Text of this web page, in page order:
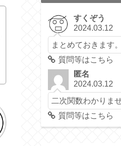
すくぞう
2024.03.12
まとめておきます。
質問等はこちら
匿名
2024.03.12
二次関数わかりま
質問等はこちら